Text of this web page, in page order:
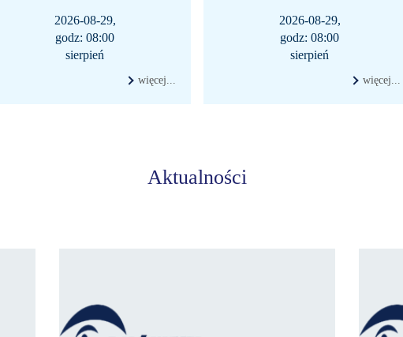
2026-08-29,
godz: 08:00
sierpień
więcej...
2026-08-29,
godz: 08:00
sierpień
więcej...
Aktualności